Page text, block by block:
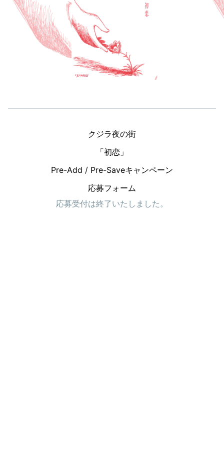
クジラ夜の街
「初恋」
Pre-Add / Pre-Saveキャンペーン
応募フォーム
応募受付は終了いたしました。